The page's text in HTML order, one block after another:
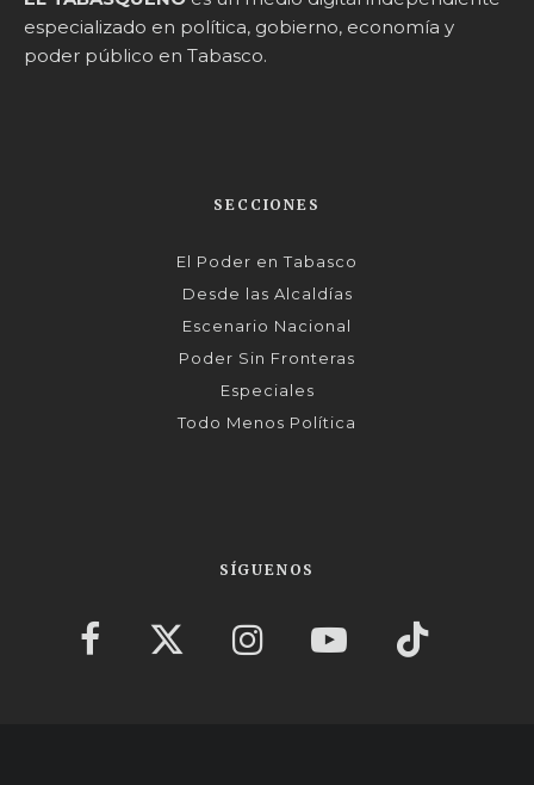
especializado en política, gobierno, economía y
poder público en Tabasco.
SECCIONES
El Poder en Tabasco
Desde las Alcaldías
Escenario Nacional
Poder Sin Fronteras
Especiales
Todo Menos Política
SÍGUENOS